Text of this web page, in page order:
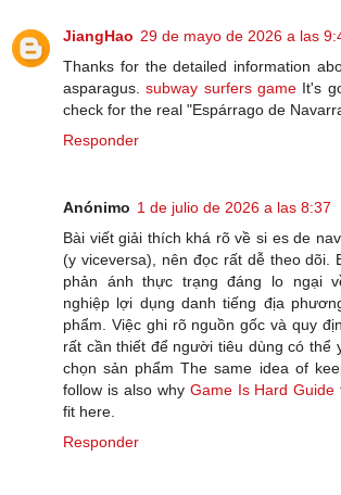
JiangHao 29 de mayo de 2026 a las
Thanks for the detailed information
asparagus.subway surfers game It's
check for the real "Espárrago de
Responder
Anónimo 1 de julio de 2026 a las 8:37
Bài viết giải thích khá rõ về si es de
(y viceversa), nên đọc rất dễ theo dõi.
phản ánh thực trạng đáng lo ngại
nghiệp lợi dụng danh tiếng địa
phẩm. Việc ghi rõ nguồn gốc và quy
rất cần thiết để người tiêu dùng có thể
chọn sản phẩm The same idea of
follow is also why Game Is Hard Guide
fit here.
Responder